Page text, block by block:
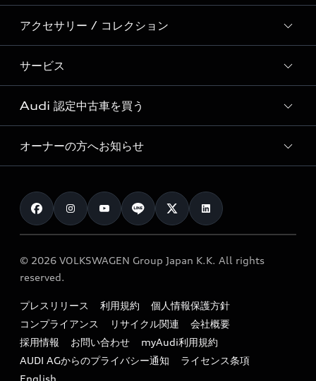
Audi Sport
Formula 1®
デジタルサービス
新車在庫検索
試乗車・展示車検索
見積り依頼
試乗予約
モデル一覧
特別仕様モデル / 限定モデル
e-tronラインアップ
価格シミュレーション
車両比較
カタログ一覧
アクセサリー / コレクション
純正アクセサリー
オンラインショップ
Audi collection
アウディナビアプリ
サービス
サービス入庫予約
サービスプログラム
メンテナンス
車検 / 定期点検
e-tronアフターサポート
myAudi
Audi 認定中古車を買う
Audi認定中古車
クオリティ
保証
メンテナンス
ファイナンス
キャンペーン / イベント
買取査定
オーナーの方へお知らせ
お知らせ
オーナー様向けキャンペーン
特定整備適用車一覧
リサイクル法
よくある質問（FAQ）
© 2026 VOLKSWAGEN Group Japan K.K. All rights
reserved.
プレスリリース 利用規約
個人情報保護方針
コンプライアンス
リサイクル関連
会社概要
採用情報
お問い合わせ
myAudi利用規約
AUDI AGからのプライバシー通知
ライセンス条項
English